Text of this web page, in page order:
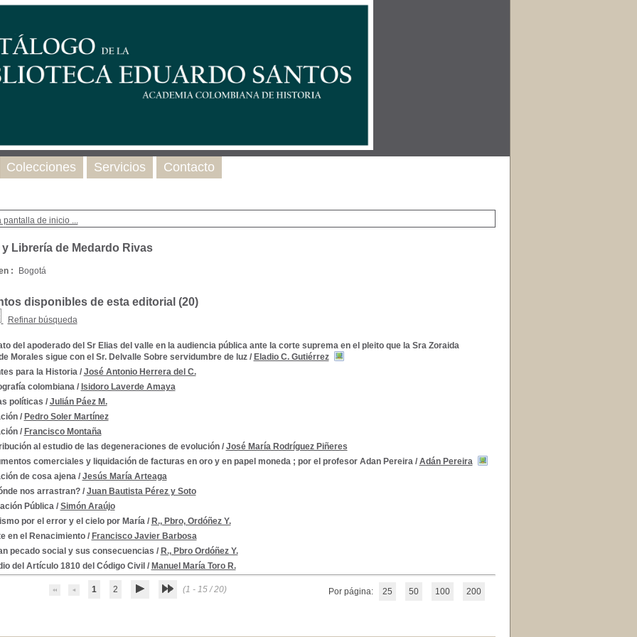
pantalla de inicio ...
y Librería de Medardo Rivas
: Bogotá
disponibles de esta editorial (20)
Refinar búsqueda
del apoderado del Sr Elias del valle en la audiencia pública ante la corte suprema en el pleito que la Sra Zoraida
Morales sigue con el Sr. Delvalle Sobre servidumbre de luz/ Eladio C. Gutiérrez
para la Historia/ José Antonio Herrera del C.
colombiana/ Isidoro Laverde Amaya
políticas / Julián Páez M.
/ Pedro Soler Martínez
/ Francisco Montaña
al estudio de las degeneraciones de evolución / José María Rodríguez Piñeres
comerciales y liquidación de facturas en oro y en papel moneda ; por el profesor Adan Pereira/ Adán Pereira
de cosa ajena / Jesús María Arteaga
nos arrastran?/ Juan Bautista Pérez y Soto
Pública / Simón Araújo
por el error y el cielo por María/ R., Pbro, Ordóñez Y.
en el Renacimiento / Francisco Javier Barbosa
pecado social y sus consecuencias / R., Pbro Ordóñez Y.
del Artículo 1810 del Código Civil / Manuel María Toro R.
1 2 (1 - 15 / 20) Por página: 25 50 100 200
Colecciones Servicios Contacto